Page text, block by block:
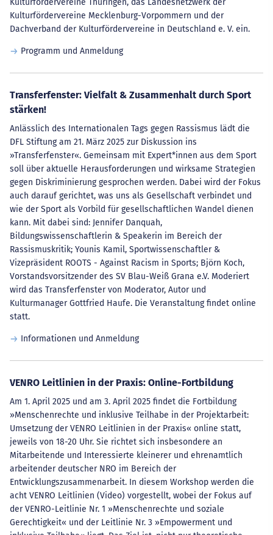
Kulturfördervereine Thüringen, das Landesnetzwerk der
Kulturfördervereine Mecklenburg-Vorpommern und der
Dachverband der Kulturfördervereine in Deutschland e. V. ein.
Programm und Anmeldung
Transferfenster: Vielfalt & Zusammenhalt durch Sport
stärken!
Anlässlich des Internationalen Tags gegen Rassismus lädt die
DFL Stiftung am 21. März 2025 zur Diskussion ins
»Transferfenster«. Gemeinsam mit Expert*innen aus dem Sport
soll über aktuelle Herausforderungen und wirksame Strategien
gegen Diskriminierung gesprochen werden. Dabei wird der Fokus
auch darauf gerichtet, was uns als Gesellschaft verbindet und
wie der Sport als Vorbild für gesellschaftlichen Wandel dienen
kann. Mit dabei sind: Jennifer Danquah,
Bildungswissenschaftlerin & Speakerin im Bereich der
Rassismuskritik; Younis Kamil, Sportwissenschaftler &
Vizepräsident ROOTS - Against Racism in Sports; Björn Koch,
Vorstandsvorsitzender des SV Blau-Weiß Grana e.V. Moderiert
wird das Transferfenster von Moderator, Autor und
Kulturmanager Gottfried Haufe. Die Veranstaltung findet online
statt.
Informationen und Anmeldung
VENRO Leitlinien in der Praxis: Online-Fortbildung
Am 1. April 2025 und am 3. April 2025 findet die Fortbildung
»Menschenrechte und inklusive Teilhabe in der Projektarbeit:
Umsetzung der VENRO Leitlinien in der Praxis« online statt,
jeweils von 18-20 Uhr. Sie richtet sich insbesondere an
Mitarbeitende und Interessierte kleinerer und ehrenamtlich
arbeitender deutscher NRO im Bereich der
Entwicklungszusammenarbeit. In diesem Workshop werden die
acht VENRO Leitlinien (Video) vorgestellt, wobei der Fokus auf
der VENRO-Leitlinie Nr. 1 »Menschenrechte und soziale
Gerechtigkeit« und der Leitlinie Nr. 3 »Empowerment und